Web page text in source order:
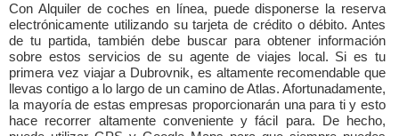
Con Alquiler de coches en línea, puede disponerse la reserva
electrónicamente utilizando su tarjeta de crédito o débito. Antes
de tu partida, también debe buscar para obtener información
sobre estos servicios de su agente de viajes local. Si es tu
primera vez viajar a Dubrovnik, es altamente recomendable que
llevas contigo a lo largo de un camino de Atlas. Afortunadamente,
la mayoría de estas empresas proporcionarán una para ti y esto
hace recorrer altamente conveniente y fácil para. De hecho,